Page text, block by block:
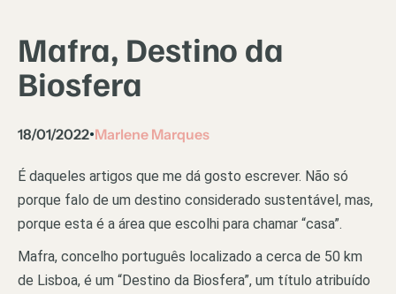
Mafra, Destino da
Biosfera
18/01/2022•Marlene Marques
É daqueles artigos que me dá gosto escrever. Não só
porque falo de um destino considerado sustentável, mas,
porque esta é a área que escolhi para chamar “casa”.
Mafra, concelho português localizado a cerca de 50 km
de Lisboa, é um “Destino da Biosfera”, um título atribuído